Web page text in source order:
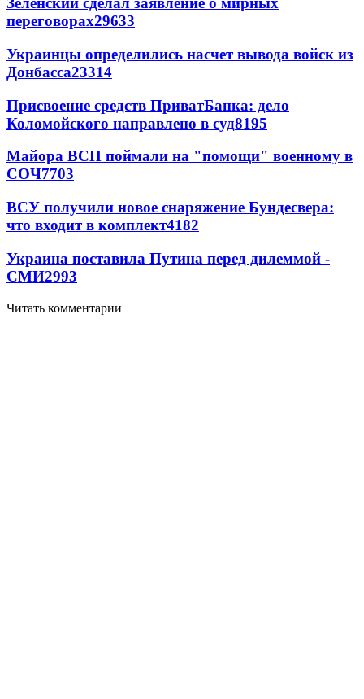
переговорах29633
Украинцы определились насчет вывода войск из
Донбасса23314
Присвоение средств ПриватБанка: дело
Коломойского направлено в суд8195
Майора ВСП поймали на "помощи" военному в
СОЧ7703
ВСУ получили новое снаряжение Бундесвера:
что входит в комплект4182
Украина поставила Путина перед дилеммой -
СМИ2993
Читать комментарии